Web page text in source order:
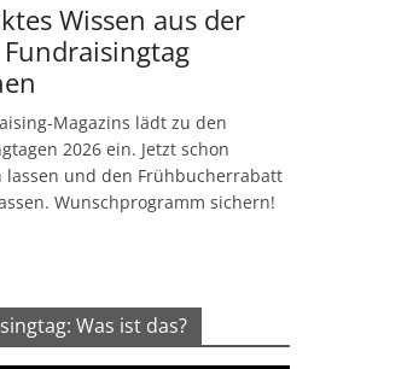
Wissen aus der
Fundraisingtag
Magazins lädt zu den
2026 ein. Jetzt schon
lassen und den Frühbucherrabatt
Wunschprogramm sichern!
Was ist das?